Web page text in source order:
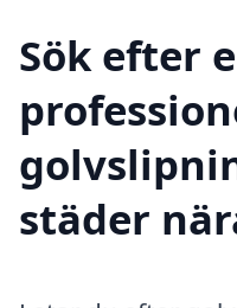
Sök efter
städer